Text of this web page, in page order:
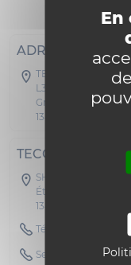
En
ADRESSE
TECO - Collège
L3.01.01
Grand Place 45
1348 Louvain-la-
TECO
SH07A - Collège
Étage 04 Bureau D
1348 Louvain-la-
Téléphone :
Secretary Phone :